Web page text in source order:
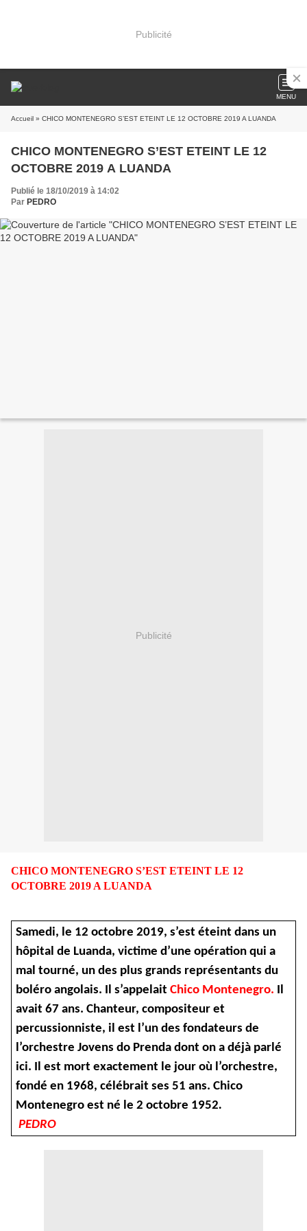
Publicité
MENU
Accueil » CHICO MONTENEGRO S’EST ETEINT LE 12 OCTOBRE 2019 A LUANDA
CHICO MONTENEGRO S’EST ETEINT LE 12
OCTOBRE 2019 A LUANDA
Publié le 18/10/2019 à 14:02
Par PEDRO
Publicité
CHICO MONTENEGRO S’EST ETEINT LE 12
OCTOBRE 2019 A LUANDA
Samedi, le 12 octobre 2019, s’est éteint dans un
hôpital de Luanda, victime d’une opération qui a
mal tourné, un des plus grands représentants du
boléro angolais. Il s’appelait Chico Montenegro. Il
avait 67 ans. Chanteur, compositeur et
percussionniste, il est l’un des fondateurs de
l’orchestre Jovens do Prenda dont on a déjà parlé
ici. Il est mort exactement le jour où l’orchestre,
fondé en 1968, célébrait ses 51 ans. Chico
Montenegro est né le 2 octobre 1952.
PEDRO